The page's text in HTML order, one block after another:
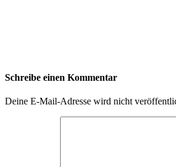
Schreibe einen Kommentar
Deine E-Mail-Adresse wird nicht